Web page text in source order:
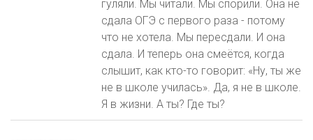
гуляли. Мы читали. Мы спорили. Она не
сдала ОГЭ с первого раза - потому
что не хотела. Мы пересдали. И она
сдала. И теперь она смеётся, когда
слышит, как кто-то говорит: «Ну, ты же
не в школе училась». Да, я не в школе.
Я в жизни. А ты? Где ты?